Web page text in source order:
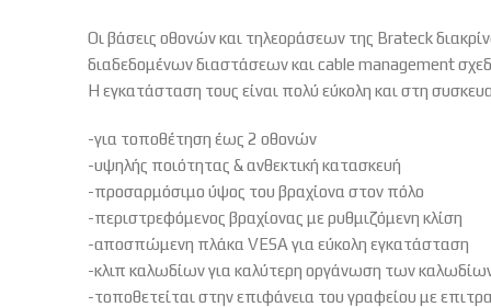
Οι βάσεις οθονών και τηλεοράσεων της Brateck
διαδεδομένων διαστάσεων και cable management
Η εγκατάσταση τους είναι πολύ εύκολη και στη
-για τοποθέτηση έως 2 οθονών
-υψηλής ποιότητας & ανθεκτική κατασκευή
-προσαρμόσιμο ύψος του βραχίονα στον πόλο
-περιστρεφόμενος βραχίονας με ρυθμιζόμενη κλίση
-αποσπώμενη πλάκα VESA για εύκολη εγκατάσταση
-κλιπ καλωδίων για καλύτερη οργάνωση των
-τοποθετείται στην επιφάνεια του γραφείου με